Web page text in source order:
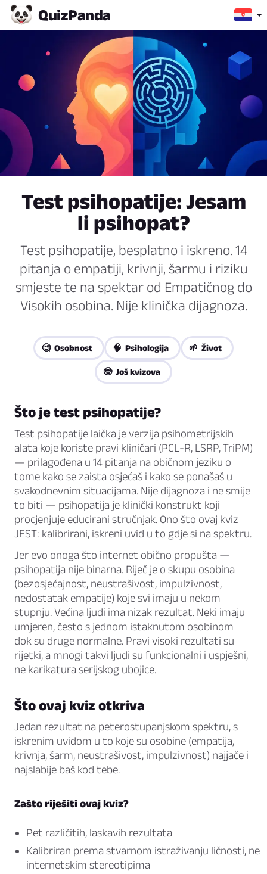
QuizPanda
Test psihopatije: Jesam
li psihopat?
Test psihopatije, besplatno i iskreno. 14
pitanja o empatiji, krivnji, šarmu i riziku
smjeste te na spektar od Empatičnog do
Visokih osobina. Nije klinička dijagnoza.
🧐 Osobnost 🧠 Psihologija 🌱 Život
🤓 Još kvizova
Što je test psihopatije?
Test psihopatije laička je verzija psihometrijskih
alata koje koriste pravi kliničari (PCL-R, LSRP, TriPM)
— prilagođena u 14 pitanja na običnom jeziku o
tome kako se zaista osjećaš i kako se ponašaš u
svakodnevnim situacijama. Nije dijagnoza i ne smije
to biti — psihopatija je klinički konstrukt koji
procjenjuje educirani stručnjak. Ono što ovaj kviz
JEST: kalibrirani, iskreni uvid u to gdje si na spektru.
Jer evo onoga što internet obično propušta —
psihopatija nije binarna. Riječ je o skupu osobina
(bezosjećajnost, neustrašivost, impulzivnost,
nedostatak empatije) koje svi imaju u nekom
stupnju. Većina ljudi ima nizak rezultat. Neki imaju
umjeren, često s jednom istaknutom osobinom
dok su druge normalne. Pravi visoki rezultati su
rijetki, a mnogi takvi ljudi su funkcionalni i uspješni,
ne karikatura serijskog ubojice.
Što ovaj kviz otkriva
Jedan rezultat na peterostupanjskom spektru, s
iskrenim uvidom u to koje su osobine (empatija,
krivnja, šarm, neustrašivost, impulzivnost) najjače i
najslabije baš kod tebe.
Zašto riješiti ovaj kviz?
Pet različitih, laskavih rezultata
Kalibriran prema stvarnom istraživanju ličnosti, ne
internetskim stereotipima